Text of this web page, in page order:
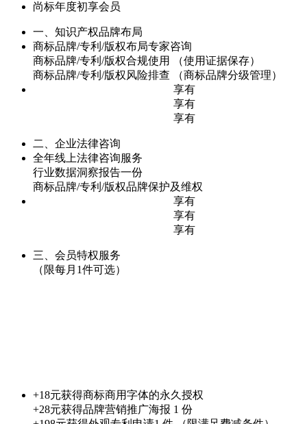
尚标年度初享会员
一、知识产权品牌布局
商标品牌/专利/版权布局专家咨询
商标品牌/专利/版权合规使用 （使用证据保存）
商标品牌/专利/版权风险排查 （商标品牌分级管理）
享有
享有
享有
二、企业法律咨询
全年线上法律咨询服务
行业数据洞察报告一份
商标品牌/专利/版权品牌保护及维权
享有
享有
享有
三、会员特权服务
（限每月1件可选）
+18元获得商标商用字体的永久授权
+28元获得品牌营销推广海报 1 份